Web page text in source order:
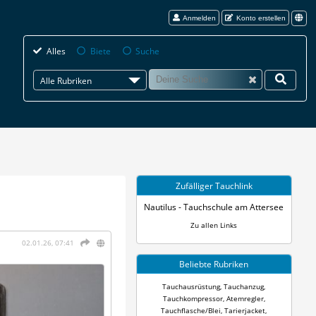
Anmelden Konto erstellen
Alles Biete Suche
Alle Rubriken
02.01.26, 07:41
Zufälliger Tauchlink
Nautilus - Tauchschule am Attersee
Zu allen Links
Beliebte Rubriken
Tauchausrüstung, Tauchanzug,
Tauchkompressor, Atemregler,
Tauchflasche/Blei Tarierjacket